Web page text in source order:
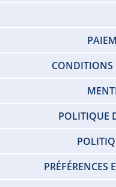
CONDITIONS
POLITIQUE
PRÉFÉRENCES